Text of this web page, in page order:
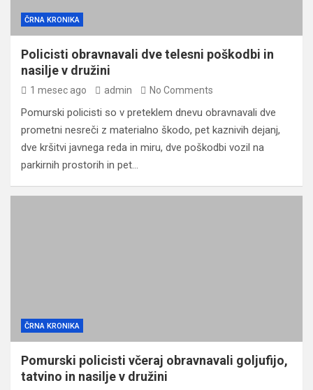
ČRNA KRONIKA
Policisti obravnavali dve telesni poškodbi in
nasilje v družini
1 mesec ago admin No Comments
Pomurski policisti so v preteklem dnevu obravnavali dve
prometni nesreči z materialno škodo, pet kaznivih dejanj,
dve kršitvi javnega reda in miru, dve poškodbi vozil na
parkirnih prostorih in pet…
ČRNA KRONIKA
Pomurski policisti včeraj obravnavali goljufijo,
tatvino in nasilje v družini